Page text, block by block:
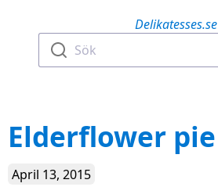
Delikatesses.se
Sök
Elderflower pie
April 13, 2015